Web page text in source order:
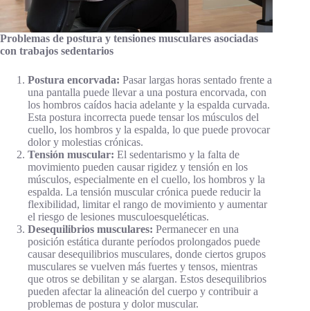
Problemas de postura y tensiones musculares asociadas
con trabajos sedentarios
Postura encorvada: Pasar largas horas sentado frente a
una pantalla puede llevar a una postura encorvada, con
los hombros caídos hacia adelante y la espalda curvada.
Esta postura incorrecta puede tensar los músculos del
cuello, los hombros y la espalda, lo que puede provocar
dolor y molestias crónicas.
Tensión muscular: El sedentarismo y la falta de
movimiento pueden causar rigidez y tensión en los
músculos, especialmente en el cuello, los hombros y la
espalda. La tensión muscular crónica puede reducir la
flexibilidad, limitar el rango de movimiento y aumentar
el riesgo de lesiones musculoesqueléticas.
Desequilibrios musculares: Permanecer en una
posición estática durante períodos prolongados puede
causar desequilibrios musculares, donde ciertos grupos
musculares se vuelven más fuertes y tensos, mientras
que otros se debilitan y se alargan. Estos desequilibrios
pueden afectar la alineación del cuerpo y contribuir a
problemas de postura y dolor muscular.